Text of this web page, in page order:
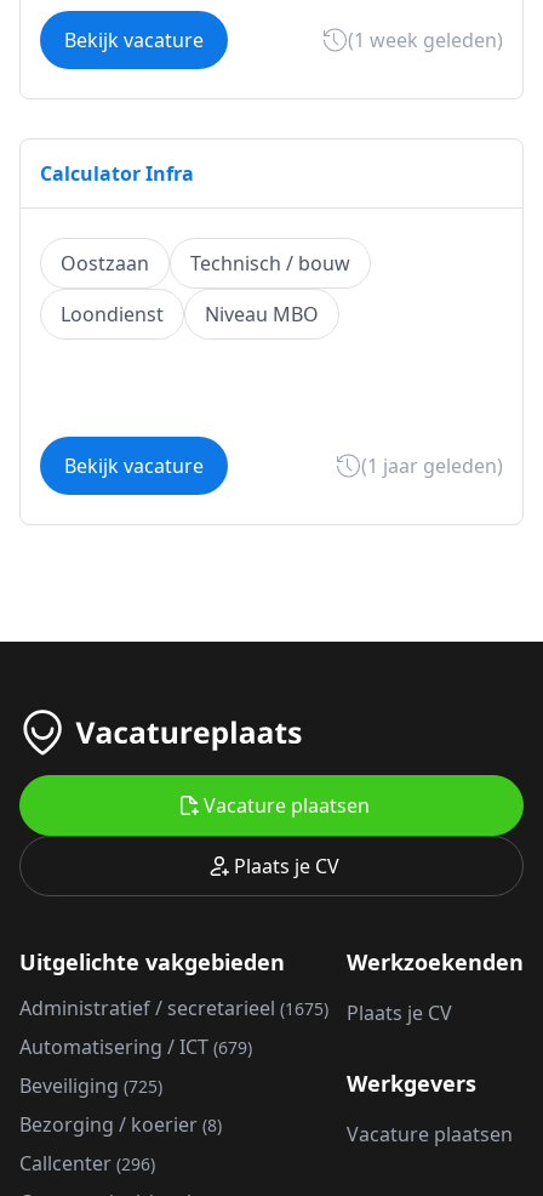
Bekijk vacature (1 week geleden)
Calculator Infra
Oostzaan
Technisch / bouw
Loondienst
Niveau MBO
Bekijk vacature (1 jaar geleden)
Plaats je CV
Vacature plaatsen
Uitgelichte vakgebieden
Administratief / secretarieel (1675)
Automatisering / ICT (679)
Beveiliging (725)
Bezorging / koerier (8)
Callcenter (296)
Werkzoekenden
Plaats je CV
Werkgevers
Vacature plaatsen